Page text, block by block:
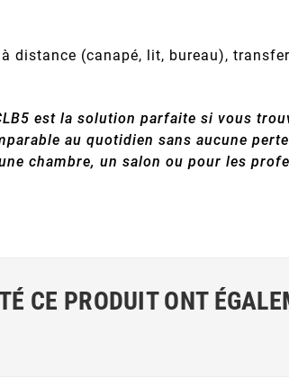
à distance (canapé, lit, bureau),
est la solution parfaite si vous
au quotidien sans aucune
chambre, un salon ou pour les
CE PRODUIT ONT